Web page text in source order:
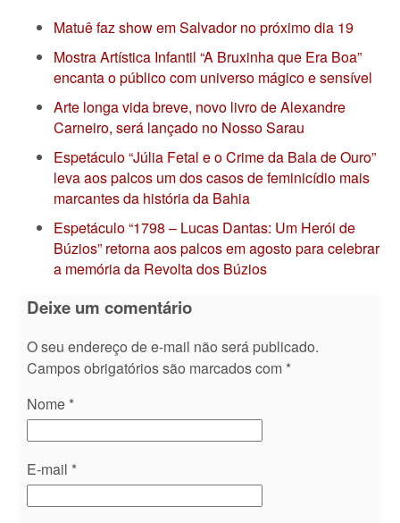
Matuê faz show em Salvador no próximo dia 19
Mostra Artística Infantil “A Bruxinha que Era Boa”
encanta o público com universo mágico e sensível
Arte longa vida breve, novo livro de Alexandre
Carneiro, será lançado no Nosso Sarau
Espetáculo “Júlia Fetal e o Crime da Bala de Ouro”
leva aos palcos um dos casos de feminicídio mais
marcantes da história da Bahia
Espetáculo “1798 – Lucas Dantas: Um Herói de
Búzios” retorna aos palcos em agosto para celebrar
a memória da Revolta dos Búzios
Deixe um comentário
O seu endereço de e-mail não será publicado.
Campos obrigatórios são marcados com *
Nome *
E-mail *